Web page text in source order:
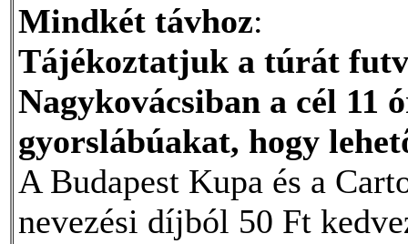
Mindkét távhoz:
Tájékoztatjuk a túrát
Nagykovácsiban a cél
gyorslábúakat, hogy
A Budapest Kupa és a
nevezési díjból 50 Ft